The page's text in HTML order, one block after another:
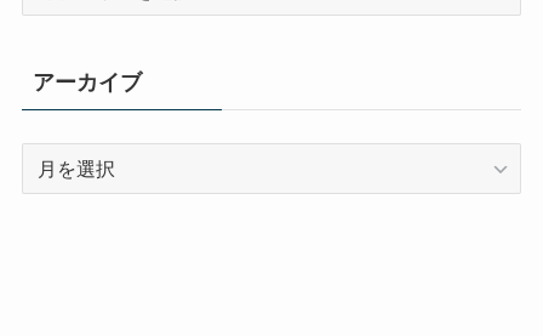
リ
ー
アーカイブ